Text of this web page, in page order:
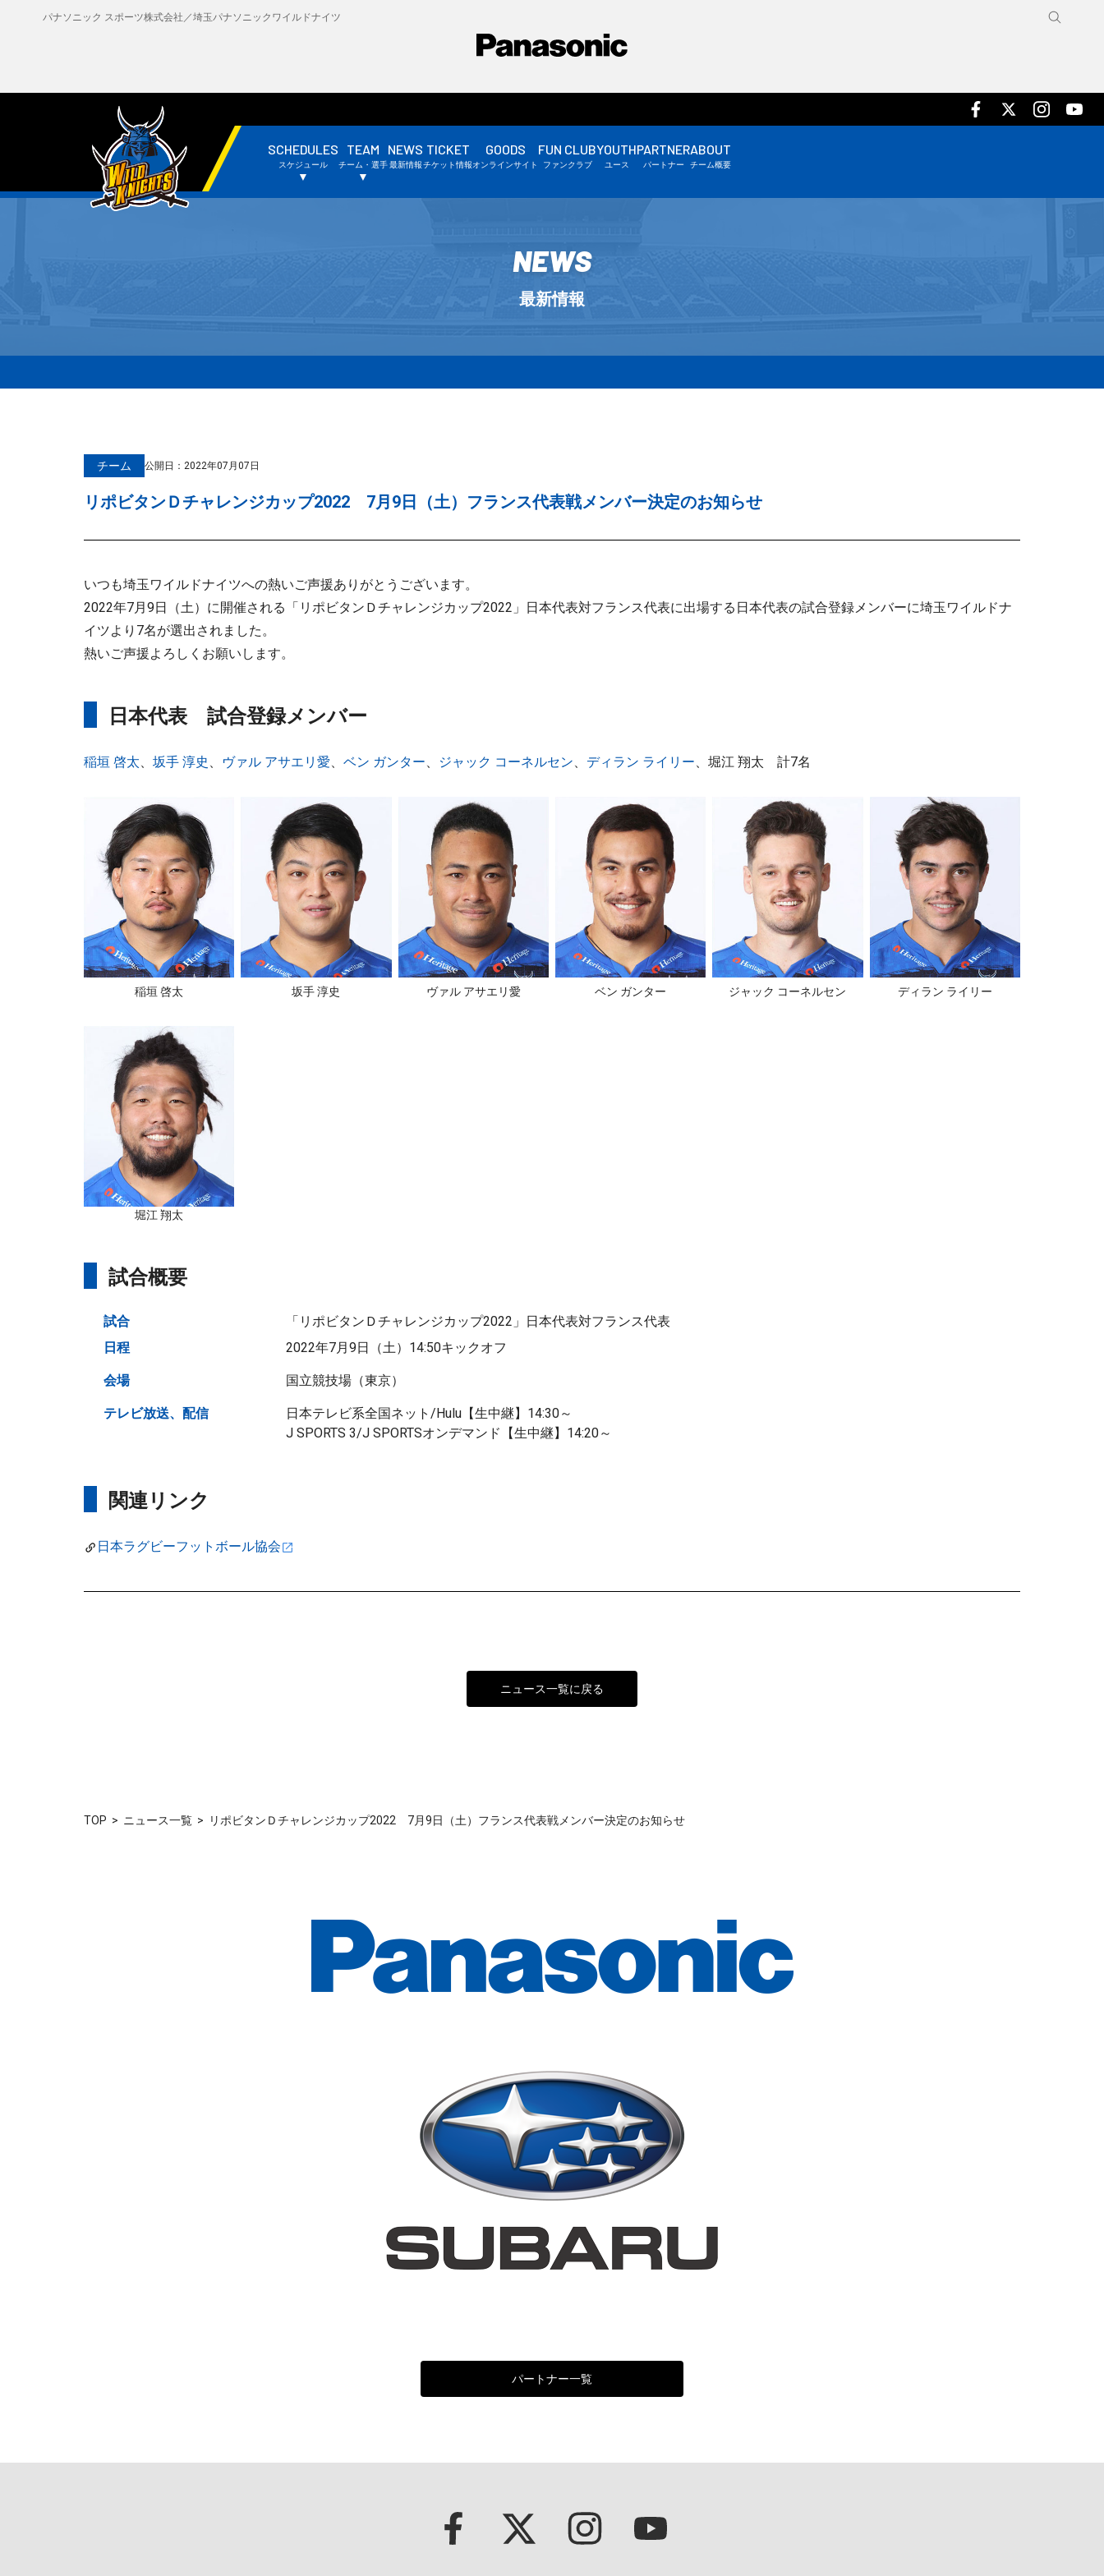
パナソニック スポーツ株式会社／埼玉パナソニックワイルドナイツ
SCHEDULES
スケジュール
▼
TEAM
チーム・選手
▼
NEWS
最新情報
TICKET
チケット情報
GOODS
オンラインサイト
FUN CLUB
ファンクラブ
YOUTH
ユース
PARTNER
パートナー
ABOUT
チーム概要
・試合日程・結果
・チームスケジュール
・選手情報
・スタッフ情報
NEWS
最新情報
チーム 公開日： 2022年07月07日
リポビタンＤチャレンジカップ2022 7月9日（土）フランス代表戦メンバー決定のお知らせ
いつも埼玉ワイルドナイツへの熱いご声援ありがとうございます。
2022年7月9日（土）に開催される「リポビタンＤチャレンジカップ2022」日本代表対フランス代表に出場する日本代表の試合登録メンバーに埼玉ワイルドナ
イツより7名が選出されました。
熱いご声援よろしくお願いします。
日本代表 試合登録メンバー
稲垣 啓太、 坂手 淳史 、 ヴァル アサエリ愛、 ベン ガンター、 ジャック コーネルセン、 ディラン ライリー、堀江 翔太 計7名
稲垣 啓太 坂手 淳史 ヴァル アサエリ愛 ベン ガンター ジャック コーネルセン ディラン ライリー
堀江 翔太
試合概要
試合
「リポビタンＤチャレンジカップ2022」日本代表対フランス代表
日程
2022年7月9日（土）14:50キックオフ
会場 国立競技場（東京）
テレビ放送、配信
日本テレビ系全国ネット/Hulu【生中継】14:30～
J SPORTS 3/J SPORTSオンデマンド【生中継】14:20～
関連リンク
日本ラグビーフットボール協会
ニュース一覧に戻る
TOP ニュース一覧 リポビタンＤチャレンジカップ2022 7月9日（土）フランス代表戦メンバー決定のお知らせ
パートナー一覧